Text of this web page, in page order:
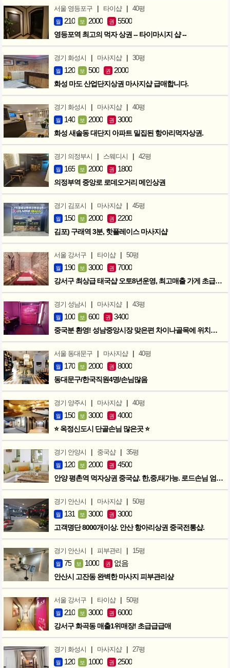
서울 영등포구 | 타이샵 | 40평
월 210 보 2000 권 5500
영등포역 최고의 먹자 상권 -- 타이마시지 샵 --
경기 화성시 | 마사지샵 | 30평
월 120 보 500 권 2000
화성 마도 산업단지상권 마사지샵 급매합니다.
경기 화성시 | 마사지샵 | 40평
월 140 보 2000 권 3000
화성 새솔동 대단지 아파트 밀집된 항아리먹자상권.
경기 의정부시 | 스웨디시 | 42평
월 165 보 2000 권 1800
의정부역 중앙로 로데오거리 메인상권
경기 김포시 | 마사지샵 | 45평
월 150 보 2000 권 2200
김포) 구래역 3분, 핫플레이스 마사지샵
서울 강서구 | 타이샵 | 50평
월 190 보 3000 권 7000
강서구 최상급 태국샵 오토8년운영, 최고매출 가게 초급매!!!
경기 성남시 | 마사지샵 | 43평
월 100 보 600 권 3400
중국분 환영! 성남중앙시장 맞은편 차이나골목에 위치한 마사지샵
서울 동대문구 | 마사지샵 | 40평
월 170 보 2000 권 8000
동대문구/한국직원4명/손님많음
경기 양주시 | 마사지샵 | 40평
월 150 보 3000 권 4000
⭐ 옥정신도시 단골손님 많은곳 ⭐
경기 안양시 | 중국샵 | 35평
월 120 보 2000 권 4500
안양 평촌역 먹자상권 중국샵. 한,중,태가능. 로드손님 엄청많아요!
경기 안산시 | 마사지샵 | 50평
월 131 보 3000 권 3000
고객명단 8000개이상. 안산 항아리상권 중국전통샵.
경기 안산시 | 피부관리 | 15평
월 75 보 1000 권 없음
안산시 고잔동 완벽한 마사지 피부관리샾
서울 강서구 | 타이샵 | 50평
월 210 보 3000 권 6000
강서구 화곡동 매출1위매장! 초급급급매
경기 화성시 | 마사지샵 | 27평
월 120 보 1000 권 2500